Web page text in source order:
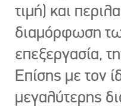
τιμή) και
διαμόρφωση
επεξεργασία,
Επίσης με τον
μεγαλύτερης